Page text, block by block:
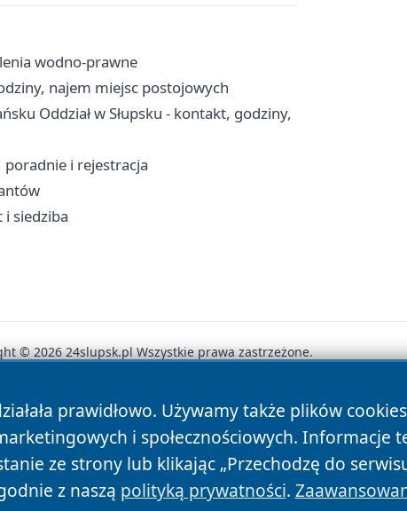
wodno-prawne
najem miejsc postojowych
Oddział w Słupsku - kontakt, godziny,
poradnie i rejestracja
i siedziba
prawidłowo. Używamy także plików
i społecznościowych. Informacje
ze strony lub klikając „Przechodzę do
z naszą polityką prywatności.
© 2026 24slupsk.pl Wszystkie prawa zastrzeżone.
Polityka Prywatności Polityka Cookies